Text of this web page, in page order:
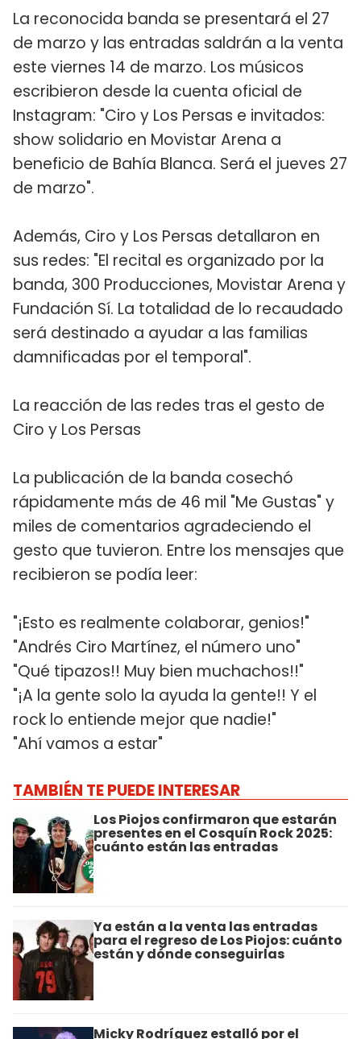
La reconocida banda se presentará el 27
de marzo y las entradas saldrán a la venta
este viernes 14 de marzo. Los músicos
escribieron desde la cuenta oficial de
Instagram: "Ciro y Los Persas e invitados:
show solidario en Movistar Arena a
beneficio de Bahía Blanca. Será el jueves 27
de marzo".
Además, Ciro y Los Persas detallaron en
sus redes: "El recital es organizado por la
banda, 300 Producciones, Movistar Arena y
Fundación Sí. La totalidad de lo recaudado
será destinado a ayudar a las familias
damnificadas por el temporal".
La reacción de las redes tras el gesto de
Ciro y Los Persas
La publicación de la banda cosechó
rápidamente más de 46 mil "Me Gustas" y
miles de comentarios agradeciendo el
gesto que tuvieron. Entre los mensajes que
recibieron se podía leer:
"¡Esto es realmente colaborar, genios!"
"Andrés Ciro Martínez, el número uno"
"Qué tipazos!! Muy bien muchachos!!"
"¡A la gente solo la ayuda la gente!! Y el
rock lo entiende mejor que nadie!"
"Ahí vamos a estar"
TAMBIÉN TE PUEDE INTERESAR
Los Piojos confirmaron que estarán
presentes en el Cosquín Rock 2025:
cuánto están las entradas
Ya están a la venta las entradas
para el regreso de Los Piojos: cuánto
están y dónde conseguirlas
Micky Rodríguez estalló por el